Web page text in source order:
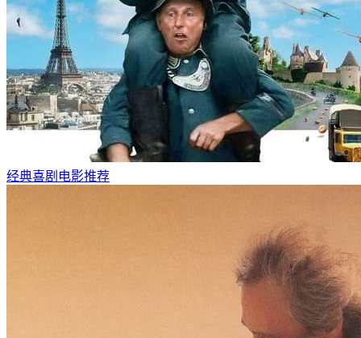
经典喜剧电影推荐